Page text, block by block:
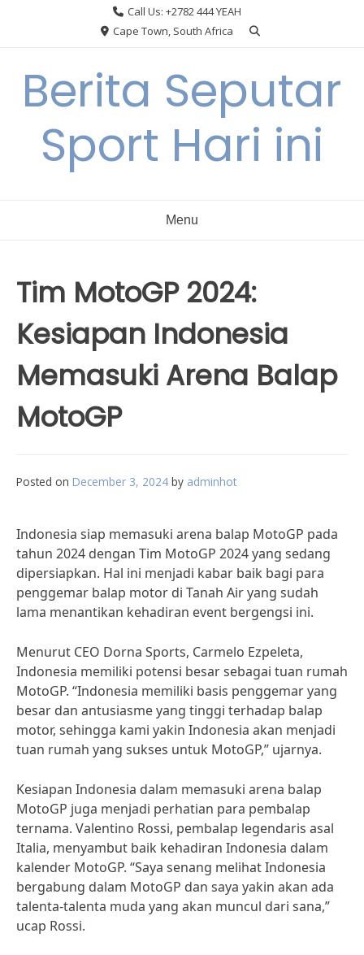
Call Us: +2782 444 YEAH
Cape Town, South Africa
Berita Seputar
Sport Hari ini
Menu
Tim MotoGP 2024:
Kesiapan Indonesia
Memasuki Arena Balap
MotoGP
Posted on December 3, 2024 by adminhot
Indonesia siap memasuki arena balap MotoGP pada
tahun 2024 dengan Tim MotoGP 2024 yang sedang
dipersiapkan. Hal ini menjadi kabar baik bagi para
penggemar balap motor di Tanah Air yang sudah
lama menantikan kehadiran event bergengsi ini.
Menurut CEO Dorna Sports, Carmelo Ezpeleta,
Indonesia memiliki potensi besar sebagai tuan rumah
MotoGP. “Indonesia memiliki basis penggemar yang
besar dan antusiasme yang tinggi terhadap balap
motor, sehingga kami yakin Indonesia akan menjadi
tuan rumah yang sukses untuk MotoGP,” ujarnya.
Kesiapan Indonesia dalam memasuki arena balap
MotoGP juga menjadi perhatian para pembalap
ternama. Valentino Rossi, pembalap legendaris asal
Italia, menyambut baik kehadiran Indonesia dalam
kalender MotoGP. “Saya senang melihat Indonesia
bergabung dalam MotoGP dan saya yakin akan ada
talenta-talenta muda yang akan muncul dari sana,”
ucap Rossi.